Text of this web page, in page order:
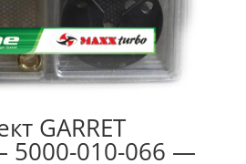
GARRET
5000-010-066 —